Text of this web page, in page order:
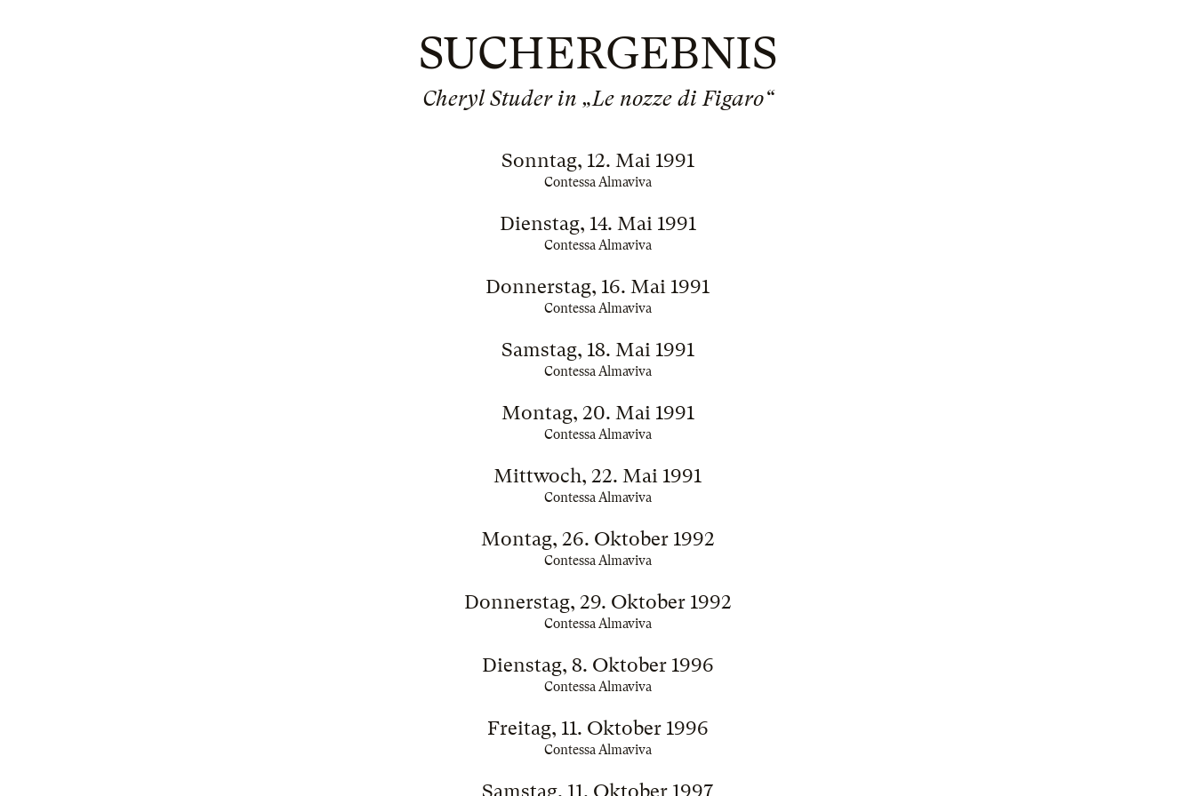
SUCHERGEBNIS
Cheryl Studer in „Le nozze di Figaro“
Sonntag, 12. Mai 1991
Contessa Almaviva
Dienstag, 14. Mai 1991
Contessa Almaviva
Donnerstag, 16. Mai 1991
Contessa Almaviva
Samstag, 18. Mai 1991
Contessa Almaviva
Montag, 20. Mai 1991
Contessa Almaviva
Mittwoch, 22. Mai 1991
Contessa Almaviva
Montag, 26. Oktober 1992
Contessa Almaviva
Donnerstag, 29. Oktober 1992
Contessa Almaviva
Dienstag, 8. Oktober 1996
Contessa Almaviva
Freitag, 11. Oktober 1996
Contessa Almaviva
Samstag, 11. Oktober 1997